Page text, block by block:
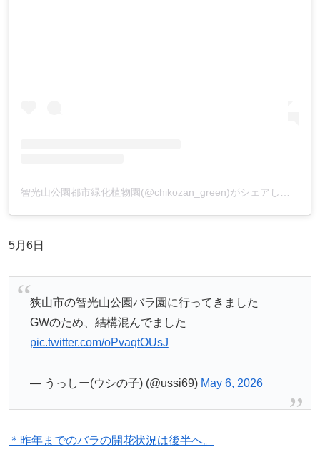
5月6日
狭山市の智光山公園バラ園に行ってきました
GWのため、結構混んでました
pic.twitter.com/oPvaqtOUsJ
— うっしー(ウシの子) (@ussi69) May 6, 2026
＊昨年までのバラの開花状況は後半へ。